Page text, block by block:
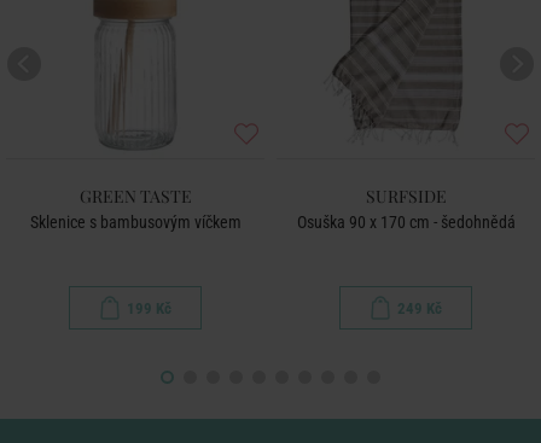
GREEN TASTE
Sklenice s bambusovým víčkem
199 Kč
SURFSIDE
Osuška 90 x 170 cm - šedohnědá
249 Kč